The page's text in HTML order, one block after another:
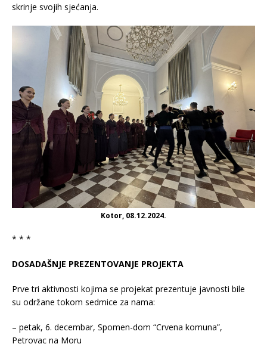
skrinje svojih sjećanja.
Kotor, 08.12.2024.
* * *
DOSADAŠNJE PREZENTOVANJE PROJEKTA
Prve tri aktivnosti kojima se projekat prezentuje javnosti bile
su održane tokom sedmice za nama:
– petak, 6. decembar, Spomen-dom “Crvena komuna”,
Petrovac na Moru